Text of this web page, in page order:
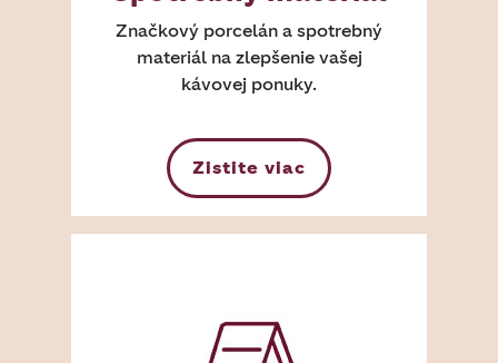
Značkový porcelán a spotrebný
materiál na zlepšenie vašej
kávovej ponuky.
Zistite viac